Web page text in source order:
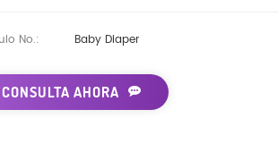
No.: Baby Diaper
CONSULTA AHORA